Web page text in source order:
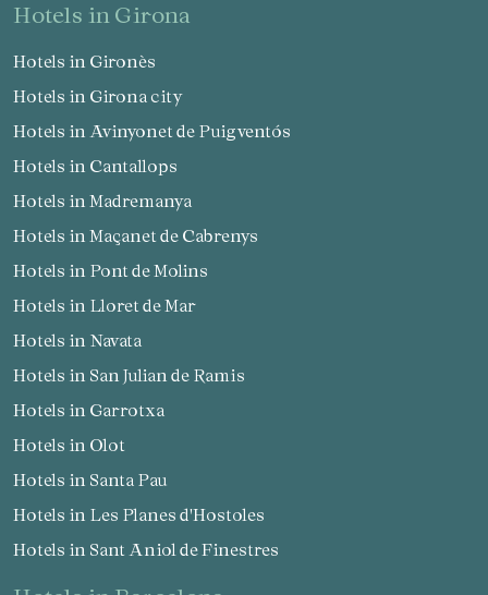
hotels in Girona
Hotels in Gironès
Hotels in Girona city
Hotels in Avinyonet de Puigventós
Hotels in Cantallops
Hotels in Madremanya
Hotels in Maçanet de Cabrenys
Hotels in Pont de Molins
Hotels in Lloret de Mar
Hotels in Navata
Hotels in San Julian de Ramis
Hotels in Garrotxa
Hotels in Olot
Hotels in Santa Pau
Hotels in Les Planes d'Hostoles
Hotels in Sant Aniol de Finestres